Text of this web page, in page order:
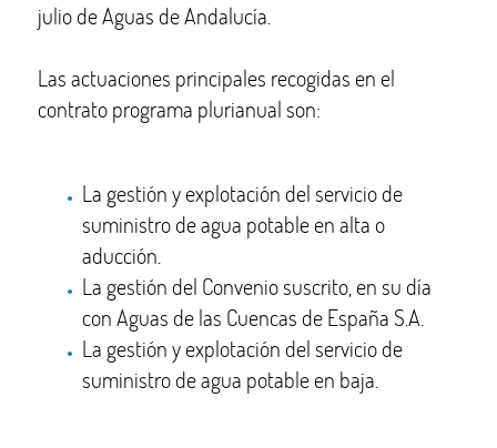
julio de Aguas de Andalucía.
Las actuaciones principales recogidas en el
contrato programa plurianual son:
La gestión y explotación del servicio de
suministro de agua potable en alta o
aducción.
La gestión del Convenio suscrito, en su día
con Aguas de las Cuencas de España S.A.
La gestión y explotación del servicio de
suministro de agua potable en baja.